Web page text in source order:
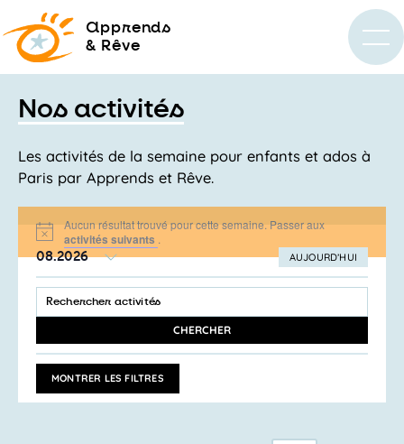
apprends
& Rêve
Nos activités
Les activités de la semaine pour enfants et ados à
Paris par Apprends et Rêve.
Notice
Aucun résultat trouvé pour cette semaine. Passer aux
activités suivants .
AUJOURD’HUI
08.2026
LA
DATE
Recherche
et
de
vues
Activités
SAISIR
MOT-
ACTIVITÉS
MOT-
CLÉ.
CHERCHER
MONTRER LES FILTRES